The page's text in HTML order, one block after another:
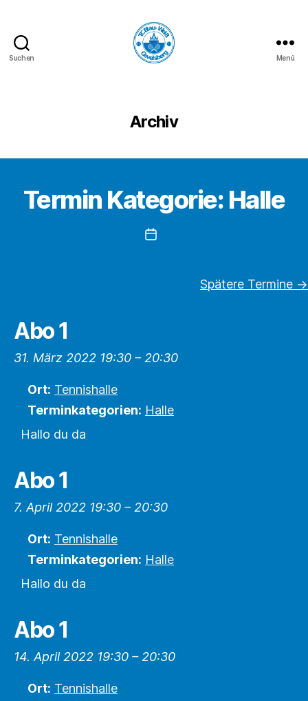
Suchen
Gevelsberg
e.V.
Menü
Archiv
Termin Kategorie: Halle
Beitragsdatum
Spätere Termine →
Abo 1
31. März 2022 19:30 – 20:30
Ort: Tennishalle
Terminkategorien: Halle
Hallo du da
Abo 1
7. April 2022 19:30 – 20:30
Ort: Tennishalle
Terminkategorien: Halle
Hallo du da
Abo 1
14. April 2022 19:30 – 20:30
Ort: Tennishalle